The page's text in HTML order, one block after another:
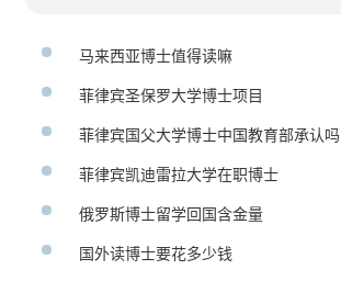
马来西亚博士值得读嘛
菲律宾圣保罗大学博士项目
菲律宾国父大学博士中国教育部承认吗
菲律宾凯迪雷拉大学在职博士
俄罗斯博士留学回国含金量
国外读博士要花多少钱